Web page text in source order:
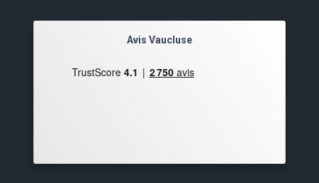
Avis Vaucluse